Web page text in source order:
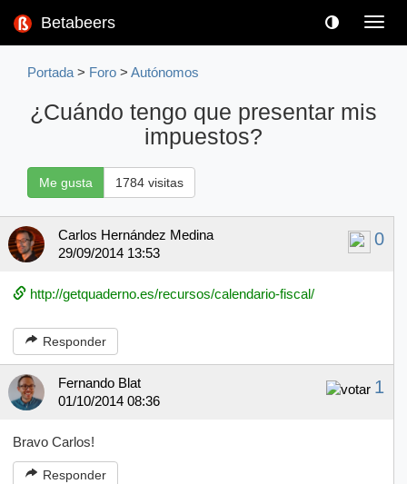
Betabeers
Portada > Foro > Autónomos
¿Cuándo tengo que presentar mis
impuestos?
Me gusta 1784 visitas
0
Carlos Hernández Medina
29/09/2014 13:53
http://getquaderno.es/recursos/calendario-fiscal/
Responder
1
Fernando Blat
01/10/2014 08:36
Bravo Carlos!
Responder